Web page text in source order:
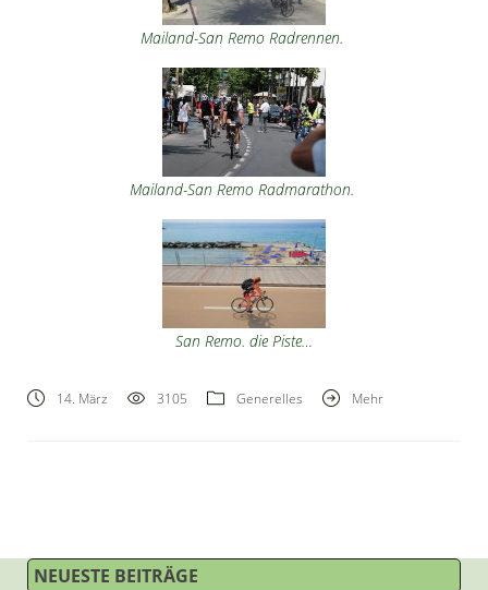
Mailand-San Remo Radrennen.
Mailand-San Remo Radmarathon.
San Remo. die Piste…
14. März 3105 Generelles Mehr
NEUESTE BEITRÄGE